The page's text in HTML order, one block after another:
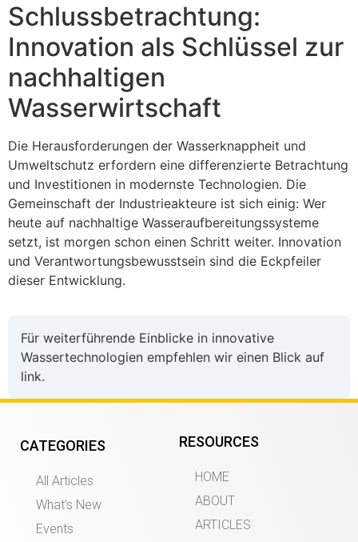
Schlussbetrachtung:
Innovation als Schlüssel zur
nachhaltigen
Wasserwirtschaft
Die Herausforderungen der Wasserknappheit und
Umweltschutz erfordern eine differenzierte Betrachtung
und Investitionen in modernste Technologien. Die
Gemeinschaft der Industrieakteure ist sich einig: Wer
heute auf nachhaltige Wasseraufbereitungssysteme
setzt, ist morgen schon einen Schritt weiter. Innovation
und Verantwortungsbewusstsein sind die Eckpfeiler
dieser Entwicklung.
Für weiterführende Einblicke in innovative
Wassertechnologien empfehlen wir einen Blick auf
link.
CATEGORIES
All Articles
What’s New
Events
RESOURCES
HOME
ABOUT
ARTICLES